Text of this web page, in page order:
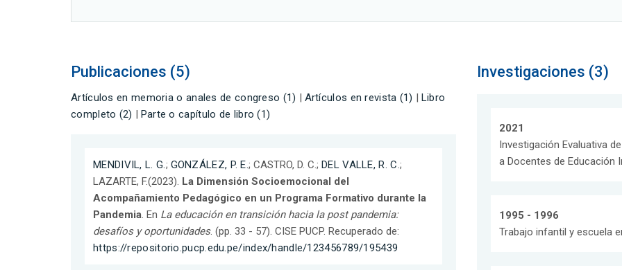
Publicaciones (5)
Artículos en memoria o anales de congreso (1) Artículos en revista (1)
Libro
completo (2)
Parte o capítulo de libro (1)
MENDIVIL, L. G.; GONZÁLEZ, P. E.; CASTRO, D. C.; DEL VALLE, R. C.;
LAZARTE, F.(2023). La Dimensión Socioemocional del
Acompañamiento Pedagógico en un Programa Formativo durante la
Pandemia. En La educación en transición hacia la post pandemia:
desafíos y oportunidades. (pp. 33 - 57). CISE PUCP. Recuperado de:
https://repositorio.pucp.edu.pe/index/handle/123456789/195439
Investigaciones (3)
2021
Investigación Evaluativa
a Docentes de Educación
1995 - 1996
Trabajo infantil y escuela